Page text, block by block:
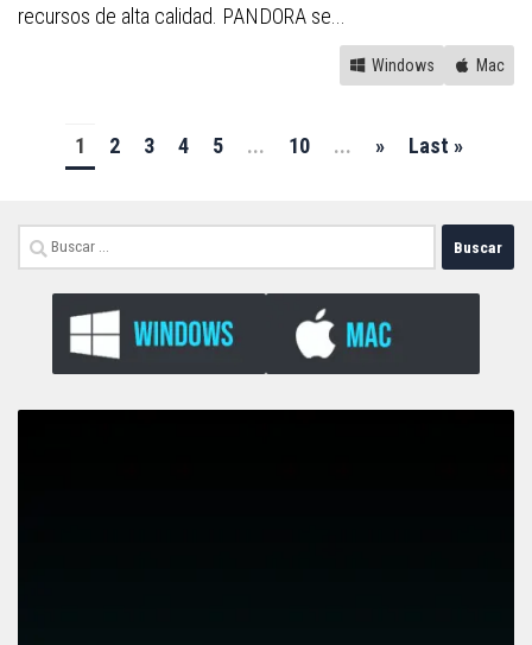
recursos de alta calidad. PANDORA se...
Windows Mac
1 2 3 4 5 ... 10 ... » Last »
Buscar: